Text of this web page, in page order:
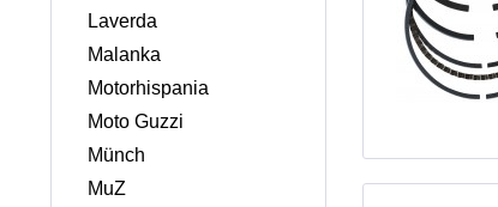
Laverda
Malanka
Motorhispania
Moto Guzzi
Münch
MuZ